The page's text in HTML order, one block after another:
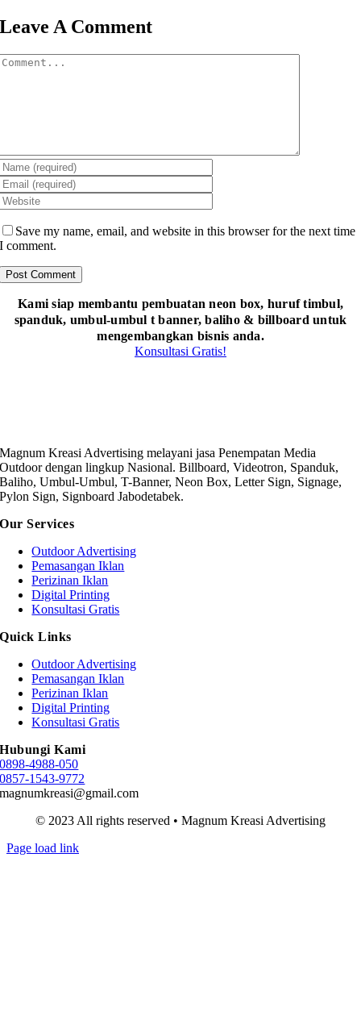
Leave A Comment
Save my name, email, and website in this browser for the next time
I comment.
Kami siap membantu pembuatan neon box, huruf timbul,
spanduk, umbul-umbul t banner, baliho & billboard untuk
mengembangkan bisnis anda.
Konsultasi Gratis!
Magnum Kreasi Advertising melayani jasa Penempatan Media
Outdoor dengan lingkup Nasional. Billboard, Videotron, Spanduk,
Baliho, Umbul-Umbul, T-Banner, Neon Box, Letter Sign, Signage,
Pylon Sign, Signboard Jabodetabek.
Our Services
Outdoor Advertising
Pemasangan Iklan
Perizinan Iklan
Digital Printing
Konsultasi Gratis
Quick Links
Outdoor Advertising
Pemasangan Iklan
Perizinan Iklan
Digital Printing
Konsultasi Gratis
Hubungi Kami
0898-4988-050
0857-1543-9772
magnumkreasi@gmail.com
© 2023 All rights reserved • Magnum Kreasi Advertising
Page load link